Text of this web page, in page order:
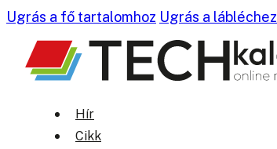
Ugrás a fő tartalomhoz Ugrás a lábléchez
Hír
Cikk